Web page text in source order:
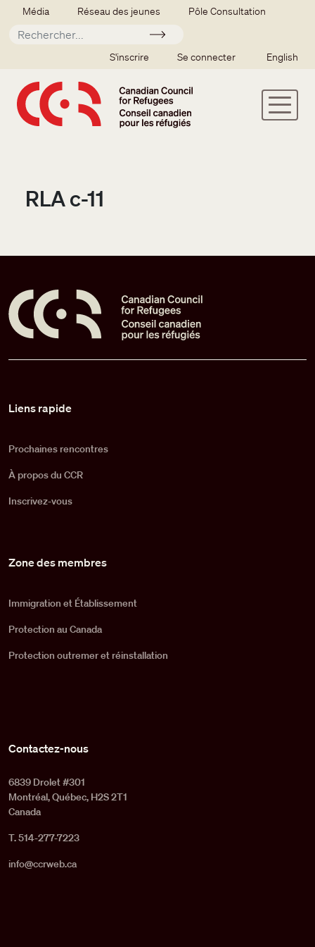
Aller au contenu principal
Secondary menu
Média Réseau des jeunes Pôle Consultation
Soumettre
SSO user menu
S'inscrire Se connecter English
RLA c-11
Liens rapide
Prochaines rencontres
À propos du CCR
Inscrivez-vous
Zone des membres
Immigration et Établissement
Protection au Canada
Protection outremer et réinstallation
Contactez-nous
6839 Drolet #301
Montréal, Québec, H2S 2T1
Canada
T. 514-277-7223
info@ccrweb.ca